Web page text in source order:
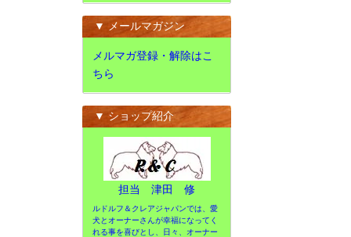
▼ メールマガジン
メルマガ登録・解除はこ
ちら
▼ ショップ紹介
担当 津田 修
ルドルフ＆クレアジャパンでは、愛
犬とオーナーさんが幸福になってく
れる事を喜びとし、日々、オーナー